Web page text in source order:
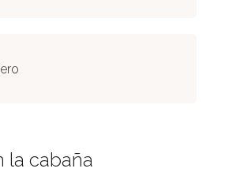
la cabaña